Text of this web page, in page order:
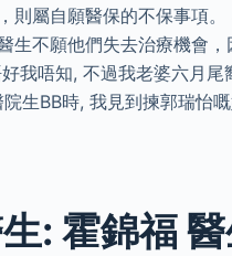
則屬自願醫保的不保事項
生不願他們失去治療機會，
我唔知, 不過我老婆六月尾
生BB時, 我見到揀郭瑞怡
: 霍錦福